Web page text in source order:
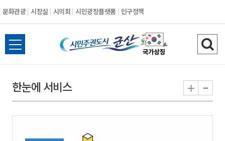
문화관광 시장실 시의회 시민광장플랫폼 인구정책
시
민
권
전
체
뉴
열
검
색
기
한눈에 서비스 + -